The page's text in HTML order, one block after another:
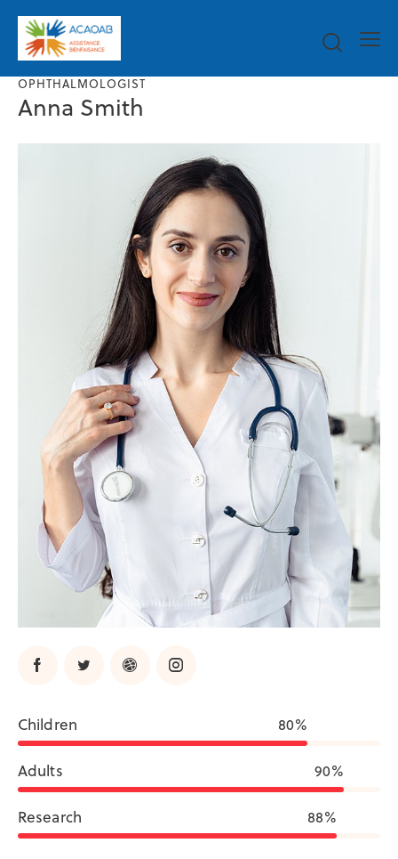
OPHTHALMOLOGIST
Anna Smith
Children 80%
Adults 90%
Research 88%